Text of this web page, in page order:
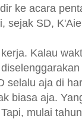
ke acara
sejak SD,
Kalau
selalu aja di
biasa aja.
mulai